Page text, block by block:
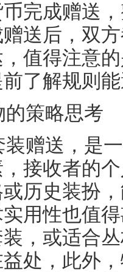
完成赠送
送后，双
值得注意
了解规则
策略思考
赠送，是
接收者的
历史装扮
用性也值
，或适合
处，此外